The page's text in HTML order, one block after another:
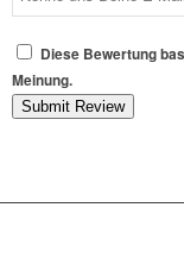
Diese Bewertung
Meinung.
Submit Review